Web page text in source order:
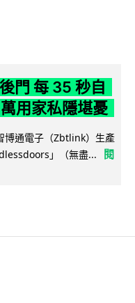
門 每 35 秒自
用家私隱堪憂
博通電子（Zbtlink）生產
」（無盡...
閱